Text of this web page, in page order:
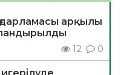
арқылы
12 0